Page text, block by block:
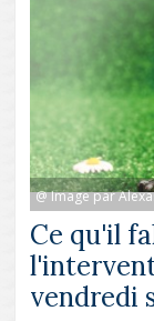
@ Image par
Ce qu'il
vendredi